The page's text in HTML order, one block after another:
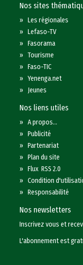
Nos sites
»Les régionales
»Lefaso-TV
»Fasorama
»Tourisme
»Faso-TIC
»Yenenga.net
» Jeunes
Nos liens utiles
»A propos...
»Publicité
»Partenariat
»Plan du site
»Flux RSS 2.0
»Condition
»Responsabilité
Nos newsletters
Inscrivez vous et
L'abonnement est